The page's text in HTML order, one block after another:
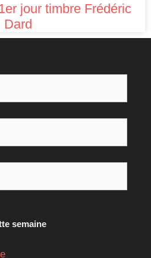
jour timbre Frédéric
Dard
semaine